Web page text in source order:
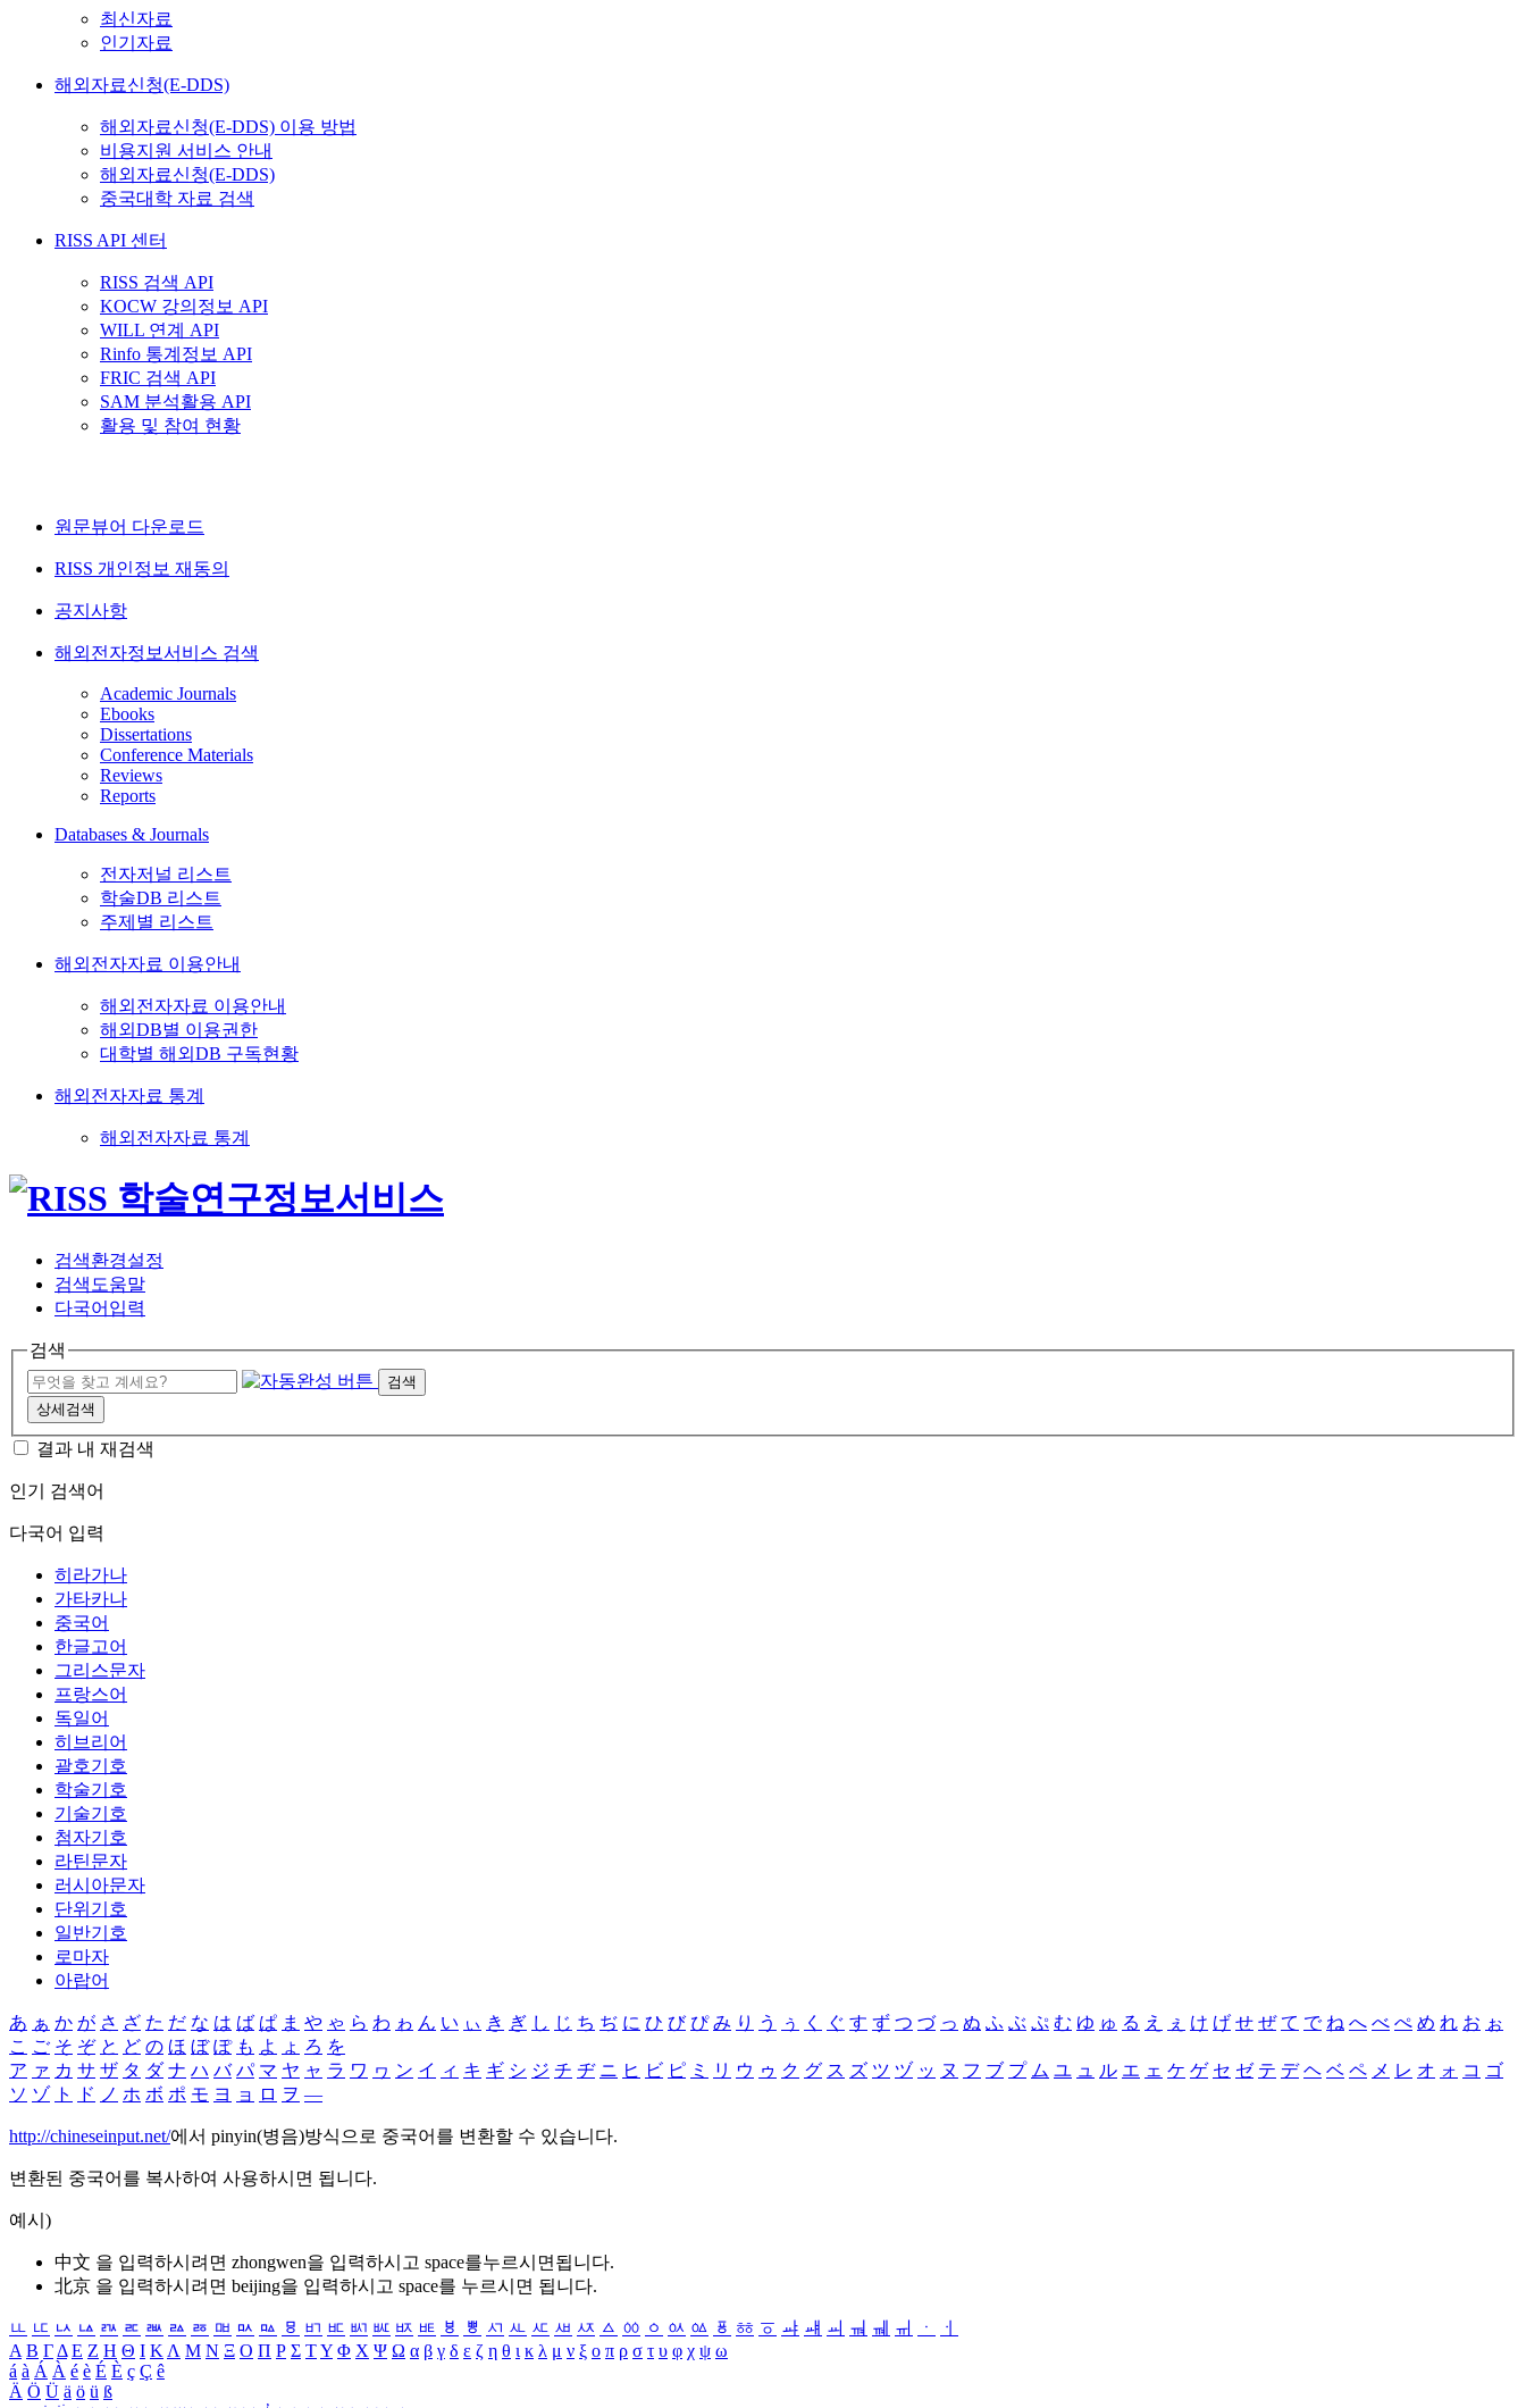
최신자료
인기자료
해외자료신청(E-DDS)
해외자료신청(E-DDS) 이용 방법
비용지원 서비스 안내
해외자료신청(E-DDS)
중국대학 자료 검색
RISS API 센터
RISS 검색 API
KOCW 강의정보 API
WILL 연계 API
Rinfo 통계정보 API
FRIC 검색 API
SAM 분석활용 API
활용 및 참여 현황
원문뷰어 다운로드
RISS 개인정보 재동의
공지사항
해외전자정보서비스 검색
Academic Journals
Ebooks
Dissertations
Conference Materials
Reviews
Reports
Databases & Journals
전자저널 리스트
학술DB 리스트
주제별 리스트
해외전자자료 이용안내
해외전자자료 이용안내
해외DB별 이용권한
대학별 해외DB 구독현황
해외전자자료 통계
해외전자자료 통계
검색환경설정
검색도움말
다국어입력
검색
검색
상세검색
결과 내 재검색
인기 검색어
다국어 입력
히라가나
가타카나
중국어
한글고어
그리스문자
프랑스어
독일어
히브리어
괄호기호
학술기호
기술기호
첨자기호
라틴문자
러시아문자
단위기호
일반기호
로마자
아랍어
あ ぁ か が さ ざ た だ な は ば ぱ ま や ゃ ら わ ゎ ん い ぃ き ぎ し じ ち ぢ に ひ び ぴ み り う ぅ く ぐ す ず つ づ っ ぬ ふ ぶ ぷ む ゆ ゅ る え ぇ け げ せ ぜ て で ね へ べ ぺ め れ お ぉ
こ ご そ ぞ と ど の ほ ぼ ぽ も よ ょ ろ を
ア ァ カ サ ザ タ ダ ナ ハ バ パ マ ヤ ャ ラ ワ ヮ ン イ ィ キ ギ シ ジ チ ヂ ニ ヒ ビ ピ ミ リ ウ ゥ ク グ ス ズ ツ ヅ ッ ヌ フ ブ プ ム ユ ュ ル エ ェ ケ ゲ セ ゼ テ デ ヘ ベ ペ メ レ オ ォ コ ゴ
ソ ゾ ト ド ノ ホ ボ ポ モ ヨ ョ ロ ヲ ―
http://chineseinput.net/에서 pinyin(병음)방식으로 중국어를 변환할 수 있습니다.
변환된 중국어를 복사하여 사용하시면 됩니다.
예시)
中文 을 입력하시려면 zhongwen을 입력하시고 space를누르시면됩니다.
北京 을 입력하시려면 beijing을 입력하시고 space를 누르시면 됩니다.
ㅥ ㅦ ㅧ ㅨ ㅩ ㅪ ㅫ ㅬ ㅭ ㅮ ㅯ ㅰ ㅱ ㅲ ㅳ ㅴ ㅵ ㅶ ㅷ ㅸ ㅹ ㅺ ㅻ ㅼ ㅽ ㅾ ㅿ ㆀ ㆁ ㆂ ㆃ ㆄ ㆅ ㆆ ㆇ ㆈ ㆉ ㆊ ㆋ ㆌ ㆍ
ㆎ
Α Β ΓΔ Ε Ζ Η Θ Ι ΚΛ Μ Ν Ξ Ο Π Ρ Σ ΤΥ Φ Χ Ψ Ω α β γ δ ε ζ η θ ι κ λ μ ν ξ ο π ρ σ τ υ φ χ ψ ω
á à Á À é è É È ç Ç ê
Ä Ö Ü ä ö ü ß